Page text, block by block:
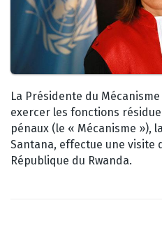
La Présidente du
exercer les fonctions
pénaux (le « Mécanisme »),
Santana, effectue une visite
République du Rwanda.